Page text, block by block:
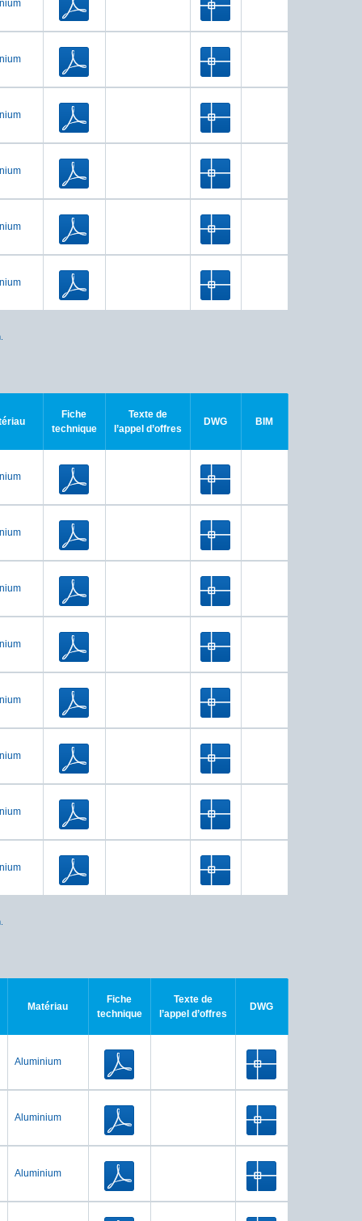
Fiche
technique
Texte de
l’appel d’offres
DWG BIM
Matériau
Fiche
technique
Texte de
l’appel d’offres
DWG
Aluminium
Aluminium
Aluminium